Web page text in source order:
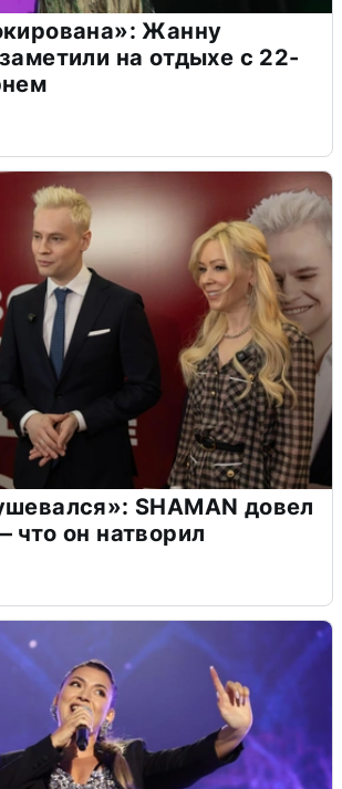
Жанну
на отдыхе с 22-
SHAMAN довел
что он натворил